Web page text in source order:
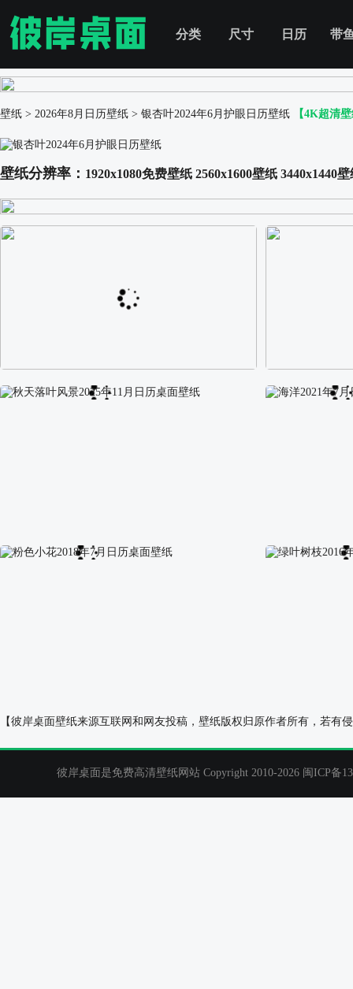
分类 尺寸 日历 带
壁纸 > 2026年8月日历壁纸 > 银杏叶2024年6月护眼日历壁纸 【4K超清
壁纸分辨率： 1920x1080免费壁纸 2560x1600壁纸 3440x1440壁
阿尔卑斯山区自然风景壁纸 校园长发可爱
秋天落叶风景2025年11月日历桌面壁纸 海洋2021年7月
【彼岸桌面壁纸来源互联网和网友投稿，壁纸版权归原作者所有，若
彼岸桌面是免费高清壁纸网站 Copyright 2010-2026 闽ICP备